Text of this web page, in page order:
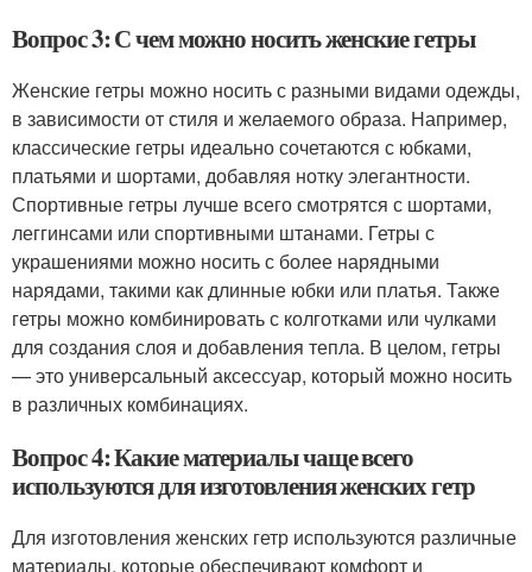
Вопрос 3: С чем можно носить женские гетры
Женские гетры можно носить с разными видами одежды,
в зависимости от стиля и желаемого образа. Например,
классические гетры идеально сочетаются с юбками,
платьями и шортами, добавляя нотку элегантности.
Спортивные гетры лучше всего смотрятся с шортами,
леггинсами или спортивными штанами. Гетры с
украшениями можно носить с более нарядными
нарядами, такими как длинные юбки или платья. Также
гетры можно комбинировать с колготками или чулками
для создания слоя и добавления тепла. В целом, гетры
— это универсальный аксессуар, который можно носить
в различных комбинациях.
Вопрос 4: Какие материалы чаще всего
используются для изготовления женских гетр
Для изготовления женских гетр используются различные
материалы, которые обеспечивают комфорт и